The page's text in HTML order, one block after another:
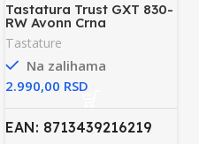
Tastatura Trust GXT 830-
RW Avonn Crna
Tastature
Na zalihama
RSD
EAN: 8713439216219